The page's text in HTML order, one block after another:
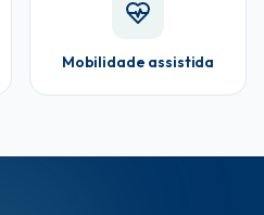
Mobilidade assistida